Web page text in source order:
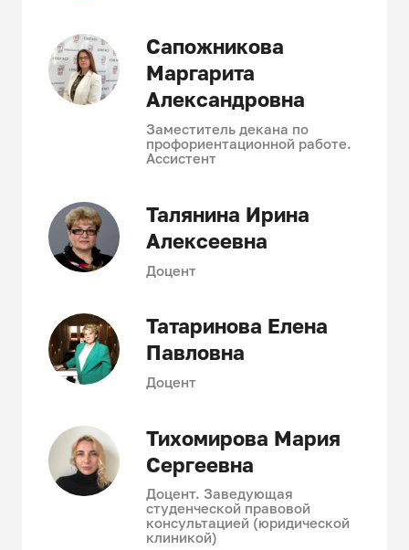
Сапожникова
Маргарита
Александровна
Заместитель декана по
профориентационной работе.
Ассистент
Талянина Ирина
Алексеевна
Доцент
Татаринова Елена
Павловна
Доцент
Тихомирова Мария
Сергеевна
Доцент. Заведующая
студенческой правовой
консультацией (юридической
клиникой)